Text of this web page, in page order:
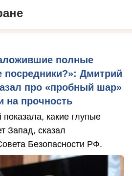
полные
Дмитрий
про «пробный шар»
на прочность
показала, какие глупые
Запад, сказал
Безопасности РФ.